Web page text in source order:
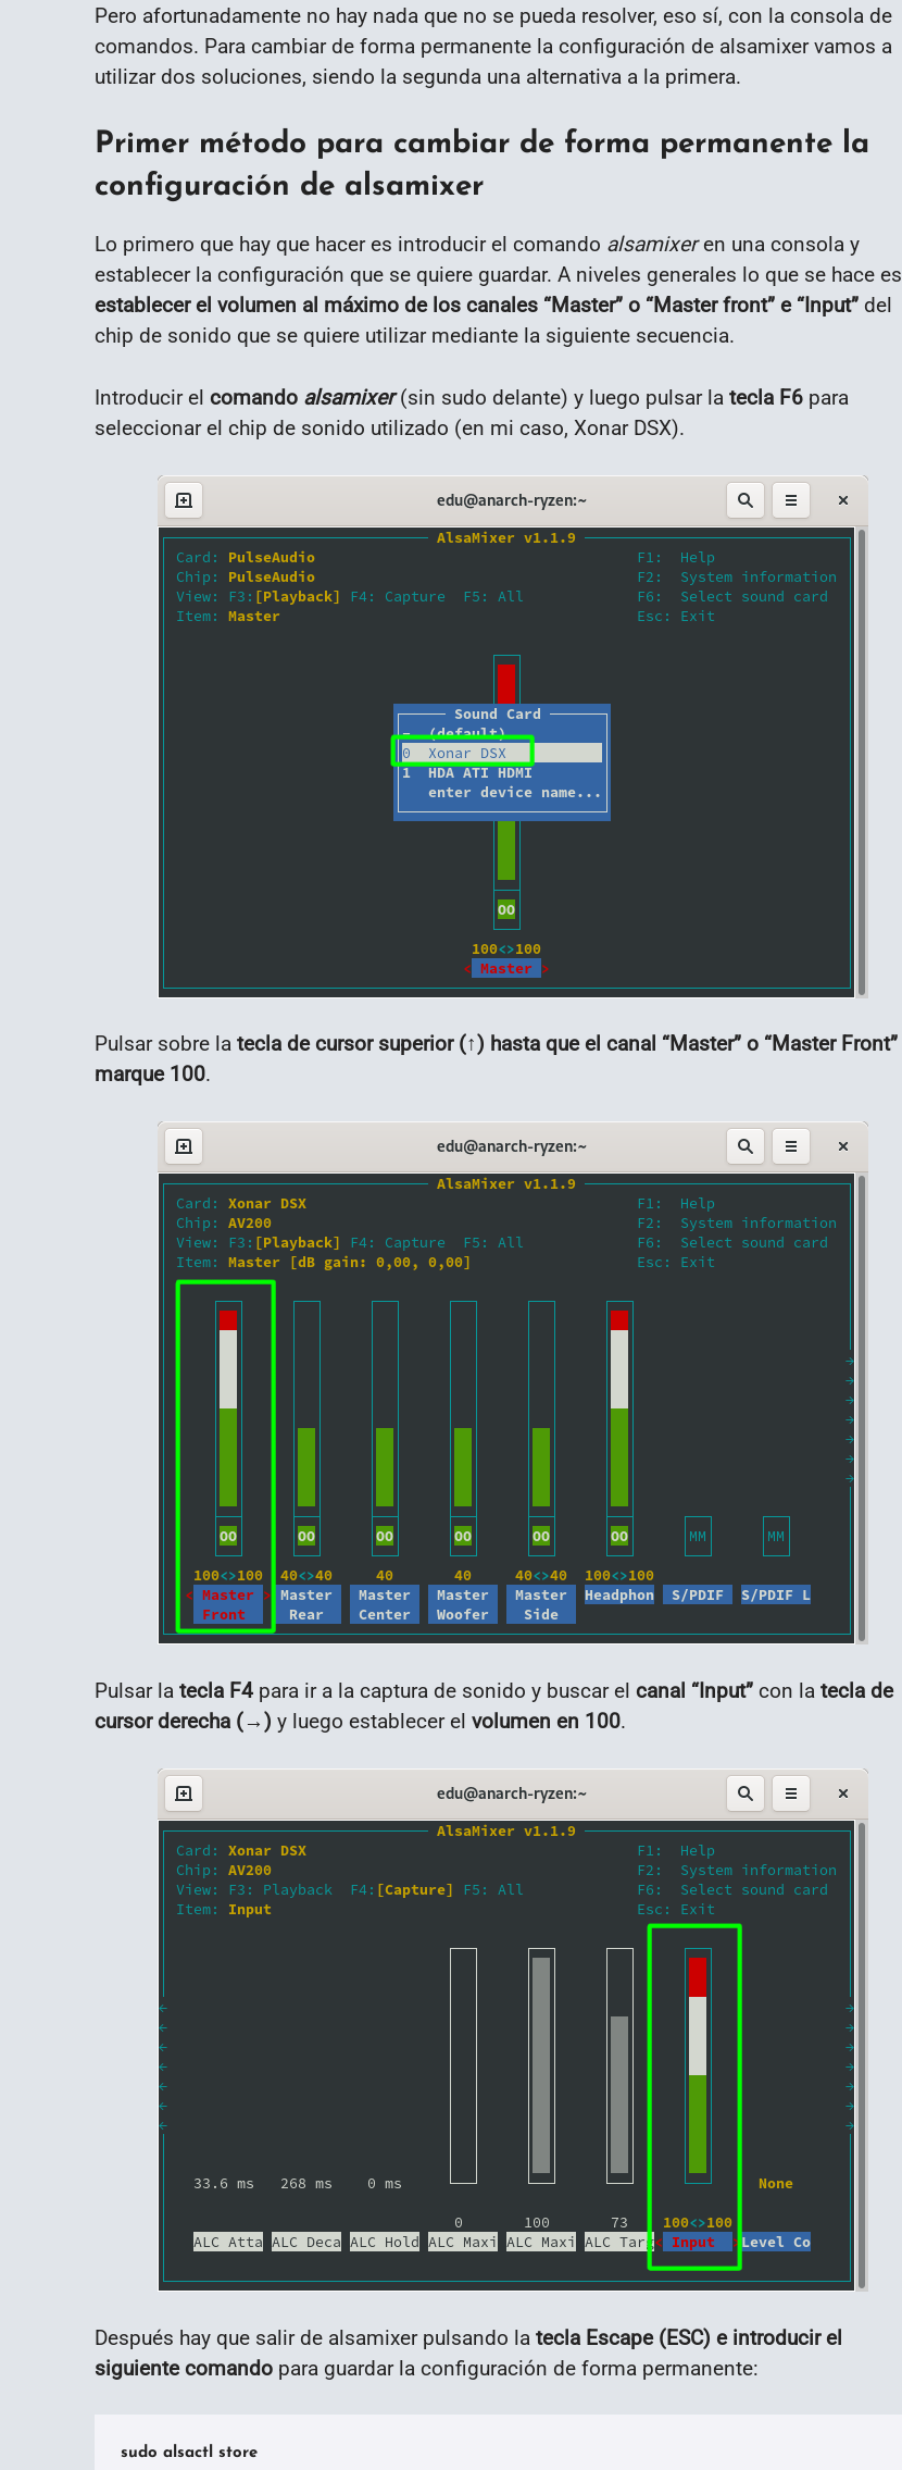
Pero afortunadamente no hay nada que no se pueda resolver, eso sí, con la consola de
comandos. Para cambiar de forma permanente la configuración de alsamixer vamos a
utilizar dos soluciones, siendo la segunda una alternativa a la primera.
Primer método para cambiar de forma permanente la
configuración de alsamixer
Lo primero que hay que hacer es introducir el comando alsamixeren una consola y
establecer la configuración que se quiere guardar. A niveles generales lo que se hace es
establecer el volumen al máximo de los canales “Master” o “Master front” e “Input” del
chip de sonido que se quiere utilizar mediante la siguiente secuencia.
Introducir el comando alsamixer(sin sudo delante) y luego pulsar la tecla F6 para
seleccionar el chip de sonido utilizado (en mi caso, Xonar DSX).
Pulsar sobre la tecla de cursor superior (↑) hasta que el canal “Master” o “Master Front”
marque 100.
Pulsar la tecla F4 para ir a la captura de sonido y buscar el canal “Input” con la tecla de
cursor derecha (→) y luego establecer el volumen en 100.
Después hay que salir de alsamixer pulsando la tecla Escape (ESC) e introducir el
siguiente comando para guardar la configuración de forma permanente:
sudo alsactl store